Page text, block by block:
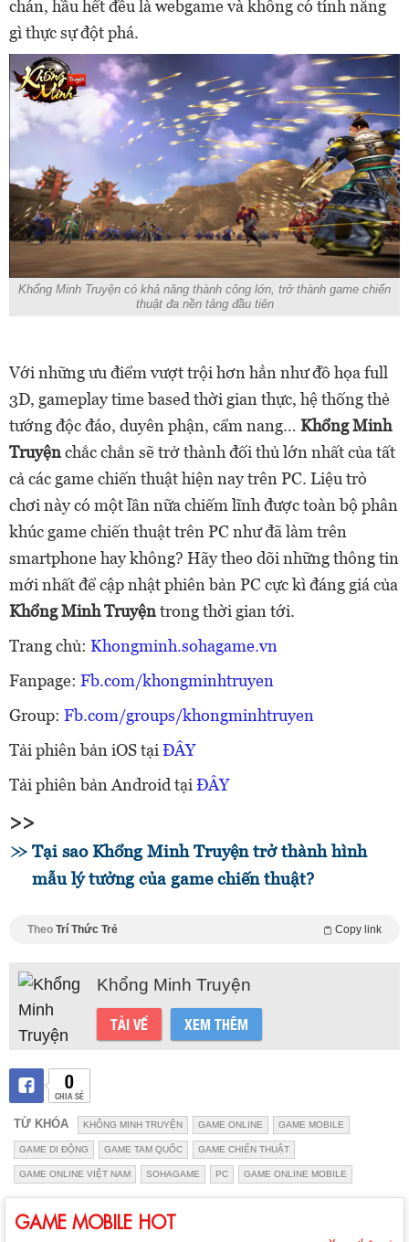
chán, hầu hết đều là webgame và không có tính năng
gì thực sự đột phá.
Khổng Minh Truyện có khả năng thành công lớn, trở thành game chiến
thuật đa nền tảng đầu tiên
Với những ưu điểm vượt trội hơn hẳn như đồ họa full
3D, gameplay time based thời gian thực, hệ thống thẻ
tướng độc đáo, duyên phận, cẩm nang… Khổng Minh
Truyệnchắc chắn sẽ trở thành đối thủ lớn nhất của tất
cả các game chiến thuật hiện nay trên PC. Liệu trò
chơi này có một lần nữa chiếm lĩnh được toàn bộ phân
khúc game chiến thuật trên PC như đã làm trên
smartphone hay không? Hãy theo dõi những thông tin
mới nhất để cập nhật phiên bản PC cực kì đáng giá của
Khổng Minh Truyệntrong thời gian tới.
Trang chủ: Khongminh.sohagame.vn
Fanpage: Fb.com/khongminhtruyen
Group: Fb.com/groups/khongminhtruyen
Tải phiên bản iOS tại ĐÂY
Tải phiên bản Android tại ĐÂY
>>
Tại sao Khổng Minh Truyện trở thành hình
mẫu lý tưởng của game chiến thuật?
Theo Trí Thức Trẻ Copy link
Khổng Minh Truyện
TẢI VỀ XEM THÊM
0
CHIA SẺ
TỪ KHÓA KHỔNG MINH TRUYỆN GAME ONLINE GAME MOBILE
GAME DI ĐỘNG GAME TAM QUỐC GAME CHIẾN THUẬT
GAME ONLINE VIỆT NAM SOHAGAME PC GAME ONLINE MOBILE
GAME MOBILE HOT